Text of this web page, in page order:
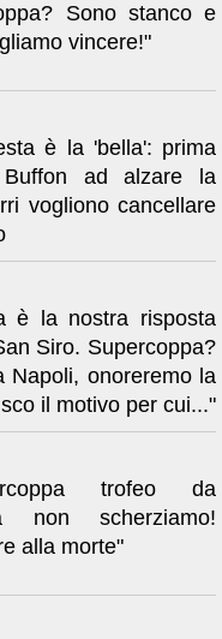
Sono stanco e
vincere!"
è la 'bella': prima
Buffon ad alzare la
vogliono cancellare
è la nostra risposta
Siro. Supercoppa?
Napoli, onoreremo la
il motivo per cui..."
trofeo da
non scherziamo!
alla morte"